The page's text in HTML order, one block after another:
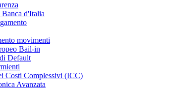
d'Italia
movimenti
Bail-in
Default
Costi Complessivi (ICC)
Avanzata